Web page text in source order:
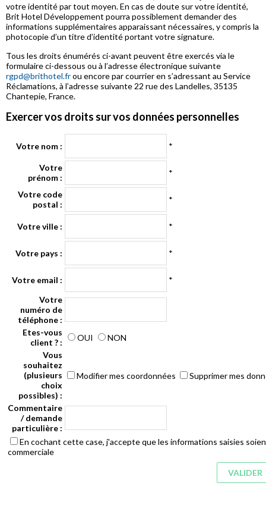
votre identité par tout moyen. En cas de doute sur votre identité,
Brit Hotel Développement pourra possiblement demander des
informations supplémentaires apparaissant nécessaires, y compris la
photocopie d’un titre d’identité portant votre signature.
Tous les droits énumérés ci-avant peuvent être exercés via le
formulaire ci-dessous ou à l’adresse électronique suivante
rgpd@brithotel.frou encore par courrier en s’adressant au Service
Réclamations, à l’adresse suivante 22 rue des Landelles, 35135
Chantepie, France.
Exercer vos droits sur vos données personnelles
Votre nom : *
Votre
prénom :
*
Votre code
postal :
*
Votre ville : *
Votre pays : *
Votre email :
*
Votre
numéro de
téléphone :
Etes-vous
client ? :
OUI
NON
Vous
souhaitez
(plusieurs
choix
possibles) :
Modifier mes coordonnées Supprimer mes
Commentaire
/ demande
particulière :
En cochant cette case, j'accepte que les informations saisies
commerciale